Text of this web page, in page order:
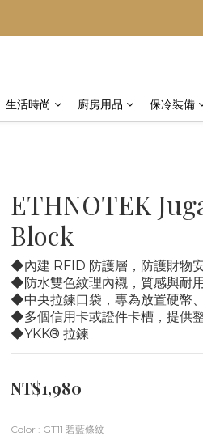
生活時尚 廚房用品 保冷裝備
ETHNOTEK
Block
◆內建 RFID 防護層，防護財物
◆防水雙色紋理內襯，質感與耐
◆中央拉鍊口袋，專為放置硬幣
◆多個信用卡或證件卡槽，提供
◆YKK® 拉鍊
NT$1,980
Color : GT11 碧藍條紋